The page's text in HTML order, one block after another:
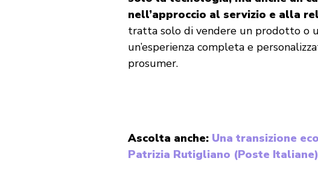
nell’approccio al servizio e alla
tratta solo di vendere un prodotto o
un’esperienza completa e
prosumer.
Ascolta anche: Una transizione
Patrizia Rutigliano (Poste Italiane)